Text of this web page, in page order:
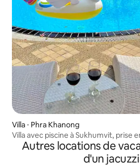
Villa ⋅ Phra Khanong
Villa avec piscine à Sukhumvit, prise
l'aéroport |BTS |
Autres locations de
d'un jacuzzi